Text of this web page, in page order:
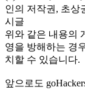
인의 저작권, 초상
시글
위와 같은 내용의
영을 방해하는 경
치할 수 있습니다.
앞으로도